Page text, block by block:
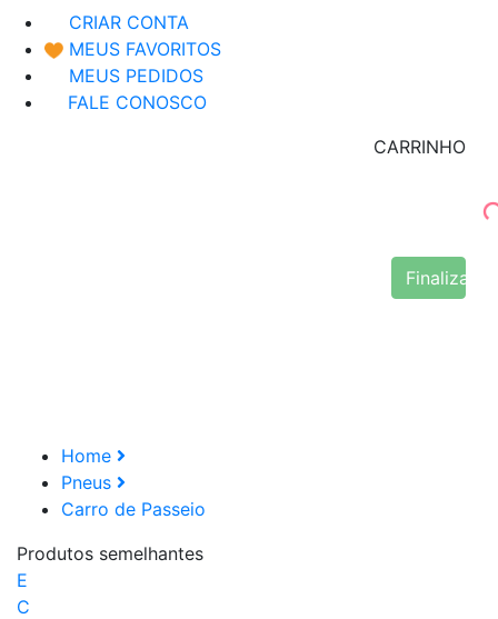
CRIAR CONTA
MEUS FAVORITOS
MEUS PEDIDOS
FALE CONOSCO
CARRINHO
Finalizar
Home
Pneus
Carro de Passeio
Produtos semelhantes
E
C